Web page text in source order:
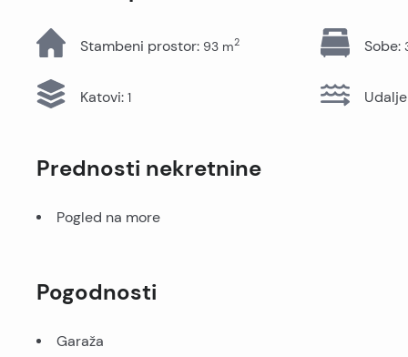
Stambeni prostor: 93 m2 Sobe:
Katovi: 1
Prednosti nekretnine
Pogled na more
Pogodnosti
Garaža